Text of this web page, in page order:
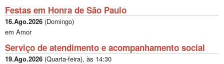
Festas em Honra de São Paulo
16.Ago.2026 (Domingo)
em Amor
Serviço de atendimento e acompanhamento social
19.Ago.2026 (Quarta-feira), às 14:30